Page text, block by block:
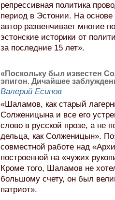
репрессивная политика
период в Эстонии. На
автор развенчивает многие
эстонские историки от
за последние 15 лет».
«Поскольку был известен
эпигон. Дичайшее
Валерий Есипов
«Шаламов, как старый
Солженицына и все его
слово в русской прозе, а не
дельца, как Солженицын».
совместной работе над
построенной на «чужих
Кроме того, Шаламов не
большому счету, он был
патриот».